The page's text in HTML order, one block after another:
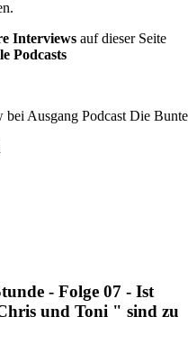
Interviews auf dieser Seite
Podcasts
- Folge 07 - Ist
und Toni " sind zu